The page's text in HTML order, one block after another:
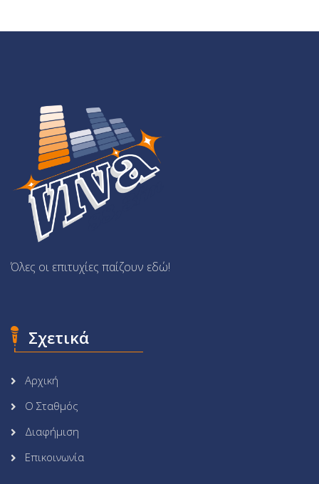
Όλες οι επιτυχίες παίζουν εδώ!
Σχετικά
Αρχική
Ο Σταθμός
Διαφήμιση
Επικοινωνία